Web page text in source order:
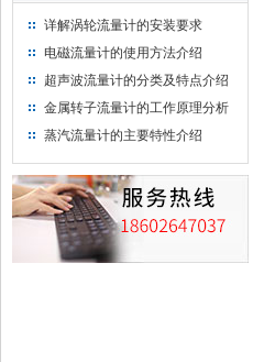
详解涡轮流量计的安装要求
电磁流量计的使用方法介绍
超声波流量计的分类及特点介绍
金属转子流量计的工作原理分析
蒸汽流量计的主要特性介绍